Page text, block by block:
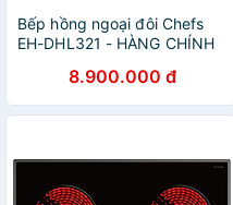
Bếp hồng ngoại đôi Chefs
EH-DHL321 - HÀNG CHÍNH
8.900.000 đ